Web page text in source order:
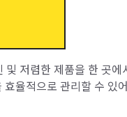
저렴한 제품을 한 곳에
율적으로 관리할 수 있